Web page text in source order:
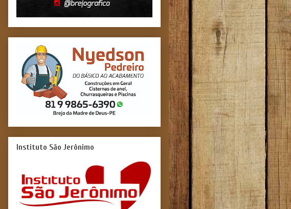
Instituto São Jerônimo